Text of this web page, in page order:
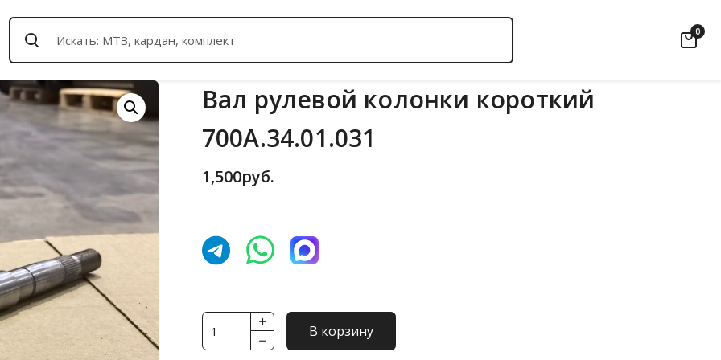
0
Вал рулевой колонки короткий
700А.34.01.031
1,500руб.
Количество
товара
В корзину